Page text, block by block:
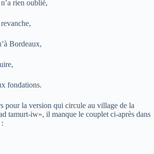
rien oublié,
Bordeaux,
fondations.
pour la version qui circule au village de la
tamurt-iw», il manque le couplet ci-après dans